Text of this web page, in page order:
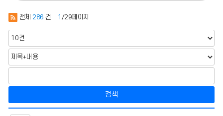
전체 286 건 1 /29페이지
검색